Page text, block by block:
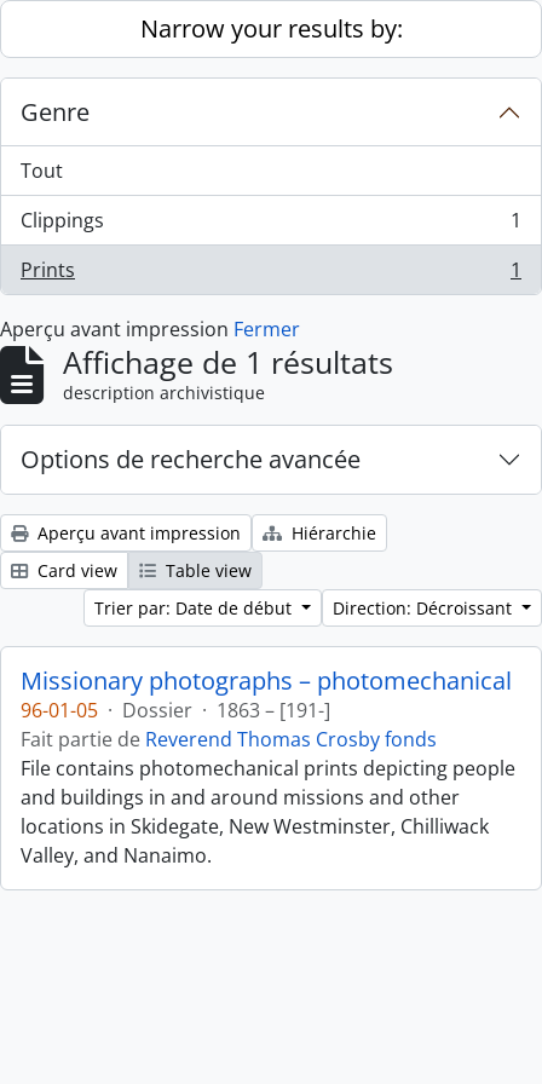
Skip to main contentNarrow your results by:
Genre
Tout
Clippings
, 1 résultats
1
Prints
, 1 résultats 1
Aperçu avant impression Fermer
Affichage de 1 résultats
description archivistique
Options de recherche avancée
Aperçu avant impression
Hiérarchie
Card view
Table view
Trier par: Date de début
Direction: Décroissant
Missionary photographs – photomechanical
96-01-05 · Dossier · 1863 – [191-]
Fait partie de Reverend Thomas Crosby fonds
File contains photomechanical prints depicting people
and buildings in and around missions and other
locations in Skidegate, New Westminster, Chilliwack
Valley, and Nanaimo.